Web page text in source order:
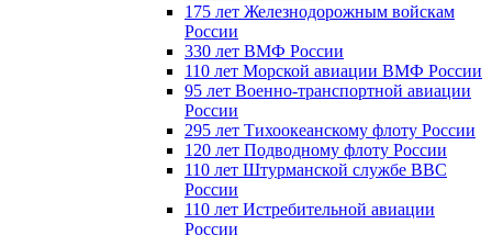
175 лет Железнодорожным войскам
России
330 лет ВМФ России
110 лет Морской авиации ВМФ России
95 лет Военно-транспортной авиации
России
295 лет Тихоокеанскому флоту России
120 лет Подводному флоту России
110 лет Штурманской службе ВВС
России
110 лет Истребительной авиации
России